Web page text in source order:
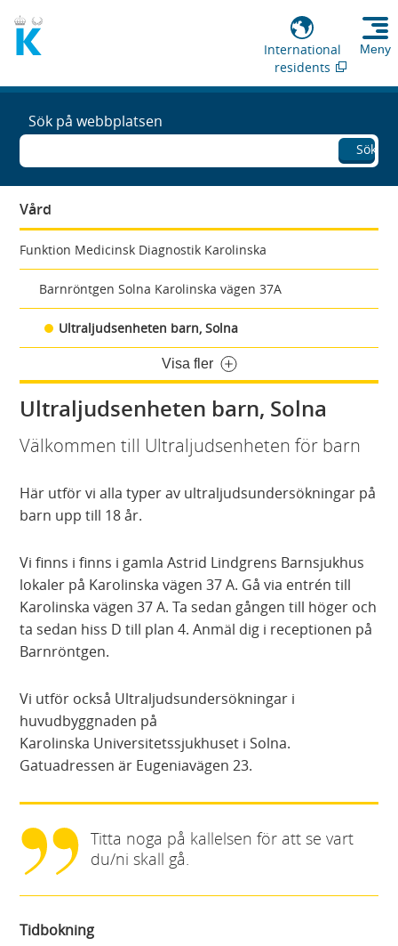
International
residents
Meny
Sök på webbplatsen
Sök
Vård
Funktion Medicinsk Diagnostik Karolinska
Barnröntgen Solna Karolinska vägen 37A
Ultraljudsenheten barn, Solna
Visa fler
Ultraljudsenheten barn, Solna
Välkommen till Ultraljudsenheten för barn
Här utför vi alla typer av ultraljudsundersökningar på
barn upp till 18 år.
Vi finns i finns i gamla Astrid Lindgrens Barnsjukhus
lokaler på Karolinska vägen 37 A. Gå via entrén till
Karolinska vägen 37 A. Ta sedan gången till höger och
ta sedan hiss D till plan 4. Anmäl dig i receptionen på
Barnröntgen.
Vi utför också Ultraljudsundersökningar i
huvudbyggnaden på
Karolinska Universitetssjukhuset i Solna.
Gatuadressen är Eugeniavägen 23.
Titta noga på kallelsen för att se vart
du/ni skall gå.
Tidbokning